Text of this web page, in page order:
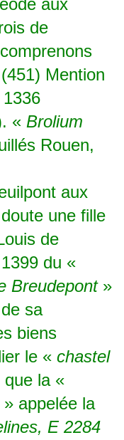
aux
de
Mention
« Brolium
Rouen,
aux
une fille
de
du «
Breudepont»
sa
biens
le « chastel
la «
» appelée la
E 2284